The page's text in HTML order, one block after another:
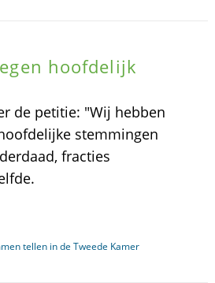
hoofdelijk
de petitie: "Wij hebben
stemmingen
fracties
tellen in de Tweede Kamer